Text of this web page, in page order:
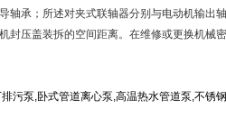
轴承；所述对夹式联轴器分别与电动机输出
封压盖装拆的空间距离。在维修或更换机械
污泵,卧式管道离心泵,高温热水管道泵,不锈